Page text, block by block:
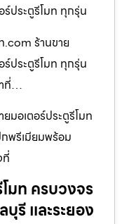
ร์ประตูรีโมท ทุกรุ่น
.com ร้านขาย
ร์ประตูรีโมท ทุกรุ่น
ำที่…
มอเตอร์ประตูรีโมท
กพรีเมียมพร้อม
ที่
มท ครบวงจร
รี และระยอง